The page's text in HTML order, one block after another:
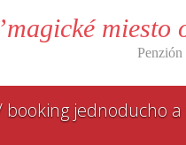
booking jednoducho